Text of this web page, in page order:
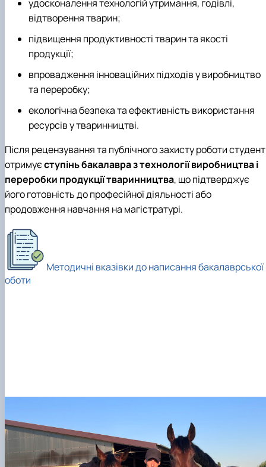
удосконалення технологій утримання, годівлі,
відтворення тварин;
підвищення продуктивності тварин та якості
продукції;
впровадження інноваційних підходів у виробництво
та переробку;
екологічна безпека та ефективність використання
ресурсів у тваринництві.
Після рецензування та публічного захисту роботи студент
отримуєступінь бакалавра з технології виробництва і
переробки продукції тваринництва, що підтверджує
його готовність до професійної діяльності або
продовження навчання на магістратурі.
Методичні вказівки до написання бакалаврської
оботи